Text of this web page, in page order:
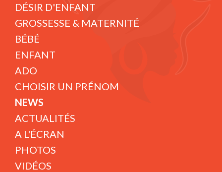
DÉSIR D'ENFANT
GROSSESSE & MATERNITÉ
BÉBÉ
ENFANT
ADO
CHOISIR UN PRÉNOM
NEWS
ACTUALITÉS
A L'ÉCRAN
PHOTOS
VIDÉOS